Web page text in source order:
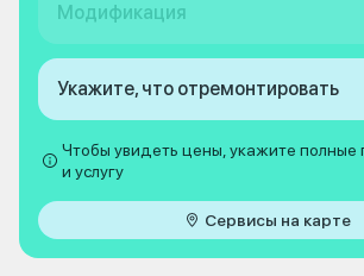
Модификация
Укажите, что отремонтировать
Чтобы увидеть цены, укажите полные
и услугу
Сервисы на карте